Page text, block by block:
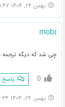
بهمن ۲۶, ۱۴۰۴ ۹:۴۷ ب.ظ
mobi
چی شد که دیگه ترجمه
0 پاسخ
بهمن ۲۴, ۱۴۰۴ ۲:۳۴ ب.ظ